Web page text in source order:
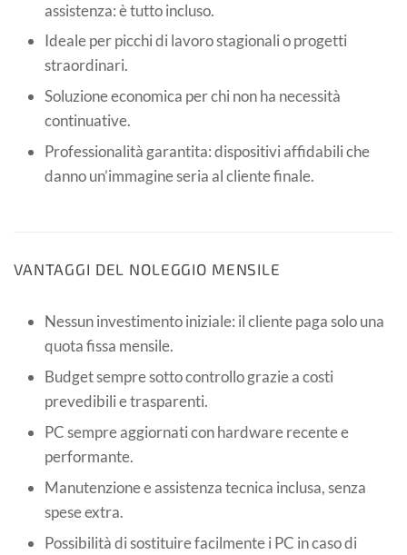
assistenza: è tutto incluso.
Ideale per picchi di lavoro stagionali o progetti
straordinari.
Soluzione economica per chi non ha necessità
continuative.
Professionalità garantita: dispositivi affidabili che
danno un’immagine seria al cliente finale.
VANTAGGI DEL NOLEGGIO MENSILE
Nessun investimento iniziale: il cliente paga solo una
quota fissa mensile.
Budget sempre sotto controllo grazie a costi
prevedibili e trasparenti.
PC sempre aggiornati con hardware recente e
performante.
Manutenzione e assistenza tecnica inclusa, senza
spese extra.
Possibilità di sostituire facilmente i PC in caso di